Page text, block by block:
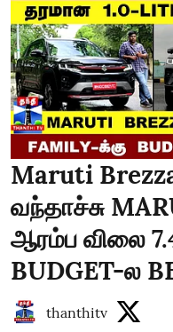
Maruti
வந்தாச்சு
ஆரம்ப விலை
BUDGET-ல
thanthitv